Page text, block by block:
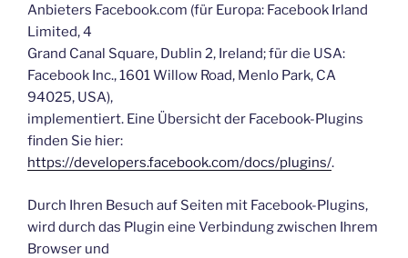
Anbieters Facebook.com (für Europa: Facebook Irland
Limited, 4
Grand Canal Square, Dublin 2, Ireland; für die USA:
Facebook Inc., 1601 Willow Road, Menlo Park, CA
94025, USA),
implementiert. Eine Übersicht der Facebook-Plugins
finden Sie hier:
https://developers.facebook.com/docs/plugins/.
Durch Ihren Besuch auf Seiten mit Facebook-Plugins,
wird durch das Plugin eine Verbindung zwischen Ihrem
Browser und